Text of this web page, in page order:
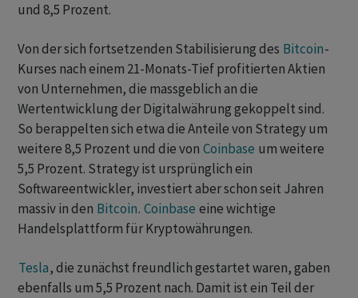
und 8,5 Prozent.
Von der sich fortsetzenden Stabilisierung des Bitcoin-
Kurses nach einem 21-Monats-Tief profitierten Aktien
von Unternehmen, die massgeblich an die
Wertentwicklung der Digitalwährung gekoppelt sind.
So berappelten sich etwa die Anteile von Strategy um
weitere 8,5 Prozent und die von Coinbase um weitere
5,5 Prozent. Strategy ist ursprünglich ein
Softwareentwickler, investiert aber schon seit Jahren
massiv in den Bitcoin. Coinbase eine wichtige
Handelsplattform für Kryptowährungen.
Tesla, die zunächst freundlich gestartet waren, gaben
ebenfalls um 5,5 Prozent nach. Damit ist ein Teil der